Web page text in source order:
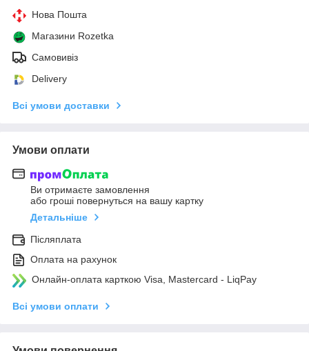
Нова Пошта
Магазини Rozetka
Самовивіз
Delivery
Всі умови доставки
Умови оплати
Ви отримаєте замовлення
або гроші повернуться на вашу картку
Детальніше
Післяплата
Оплата на рахунок
Онлайн-оплата карткою Visa, Mastercard - LiqPay
Всі умови оплати